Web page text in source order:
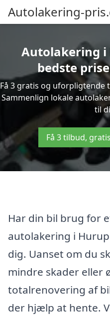
Autolakering-
Autolakering i
bedste
Få 3 gratis og uforpligtende
Sammenlign lokale
til
Få 3 tilbud,
Har din bil brug for
autolakering i
dig. Uanset om du
mindre skader eller
totalrenovering af
der hjælp at hente.